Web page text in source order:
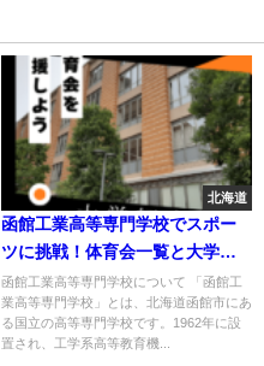
北海道
函館工業高等専門学校でスポー
ツに挑戦！体育会一覧と大学の
特徴を紹介
函館工業高等専門学校について 「函館工
業高等専門学校」とは、北海道函館市にあ
る国立の高等専門学校です。1962年に設
置され、工学系高等教育機...